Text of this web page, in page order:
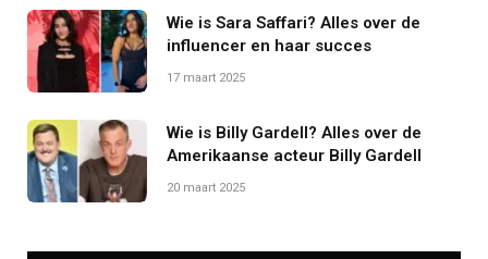
Wie is Sara Saffari? Alles over de
influencer en haar succes
17 maart 2025
Wie is Billy Gardell? Alles over de
Amerikaanse acteur Billy Gardell
20 maart 2025